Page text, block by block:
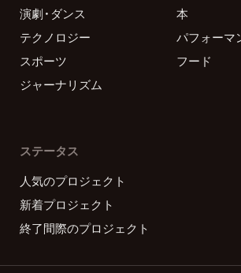
演劇・ダンス
本
テクノロジー
パフォーマ
スポーツ
フード
ジャーナリズム
ステータス
人気のプロジェクト
新着プロジェクト
終了間際のプロジェクト